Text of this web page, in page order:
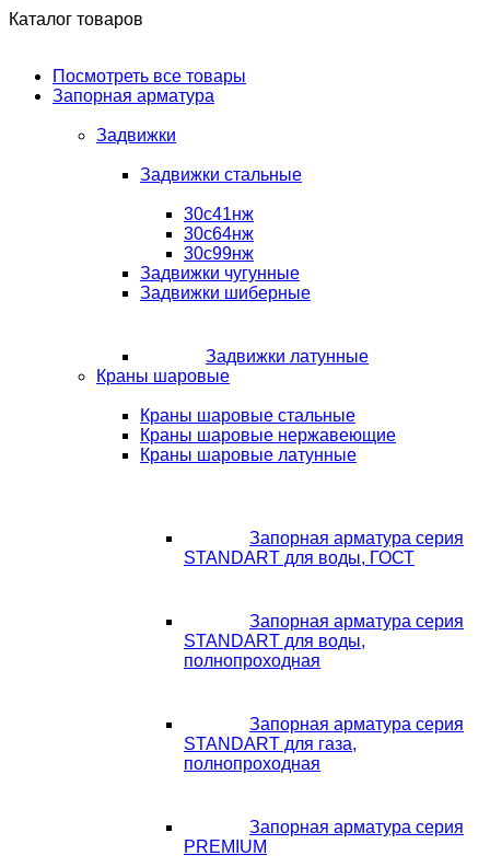
Каталог товаров
Посмотреть все товары
Запорная арматура
Задвижки
Задвижки стальные
30с41нж
30с64нж
30с99нж
Задвижки чугунные
Задвижки шиберные
Задвижки латунные
Краны шаровые
Краны шаровые стальные
Краны шаровые нержавеющие
Краны шаровые латунные
Запорная арматура серия
STANDART для воды, ГОСТ
Запорная арматура серия
STANDART для воды,
полнопроходная
Запорная арматура серия
STANDART для газа,
полнопроходная
Запорная арматура серия
PREMIUM